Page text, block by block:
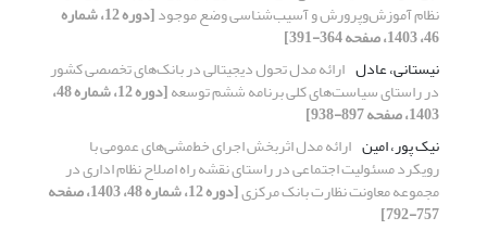
نظام آموزش‌وپرورش و آسیب‌شناسی وضع موجود [دوره 12، شماره
46، 1403، صفحه 364-391]
نیستانی، عادل ارائه مدل تحول دیجیتالی در بانک‌های تخصصی کشور
در راستای سیاست‌های کلی برنامه ششم توسعه [دوره 12، شماره 48،
1403، صفحه 897-938]
نیک پور، امین ارائه مدل اثربخش اجرای خط‌مشی‌های عمومی با
رویکرد مسئولیت اجتماعی در راستای نقشه راه اصلاح نظام اداری در
مجموعه معاونت نظارت بانک مرکزی [دوره 12، شماره 48، 1403، صفحه
757-792]